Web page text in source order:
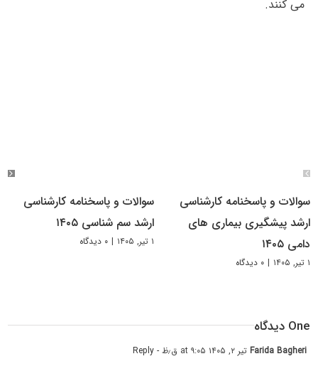
می کنند.
سوالات و پاسخنامه کارشناسی
ارشد پیشگیری بیماری های
دامی ۱۴۰۵
۱ تیر, ۱۴۰۵ | ۰ دیدگاه
سوالات و پاسخنامه کارشناسی
ارشد سم شناسی ۱۴۰۵
۱ تیر, ۱۴۰۵ | ۰ دیدگاه
One دیدگاه
Farida Bagheriتیر ۲, ۱۴۰۵ at ۹:۰۵ ق٫ظ - Reply